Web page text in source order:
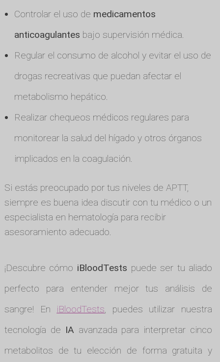
Controlar el uso de medicamentos
anticoagulantes bajo supervisión médica.
Regular el consumo de alcohol y evitar el uso de
drogas recreativas que puedan afectar el
metabolismo hepático.
Realizar chequeos médicos regulares para
monitorear la salud del hígado y otros órganos
implicados en la coagulación.
Si estás preocupado por tus niveles de APTT,
siempre es buena idea discutir con tu médico o un
especialista en hematología para recibir
asesoramiento adecuado.
¡Descubre cómo iBloodTests puede ser tu aliado
perfecto para entender mejor tus análisis de
sangre! En iBloodTests, puedes utilizar nuestra
tecnología de IA avanzada para interpretar cinco
metabolitos de tu elección de forma gratuita y